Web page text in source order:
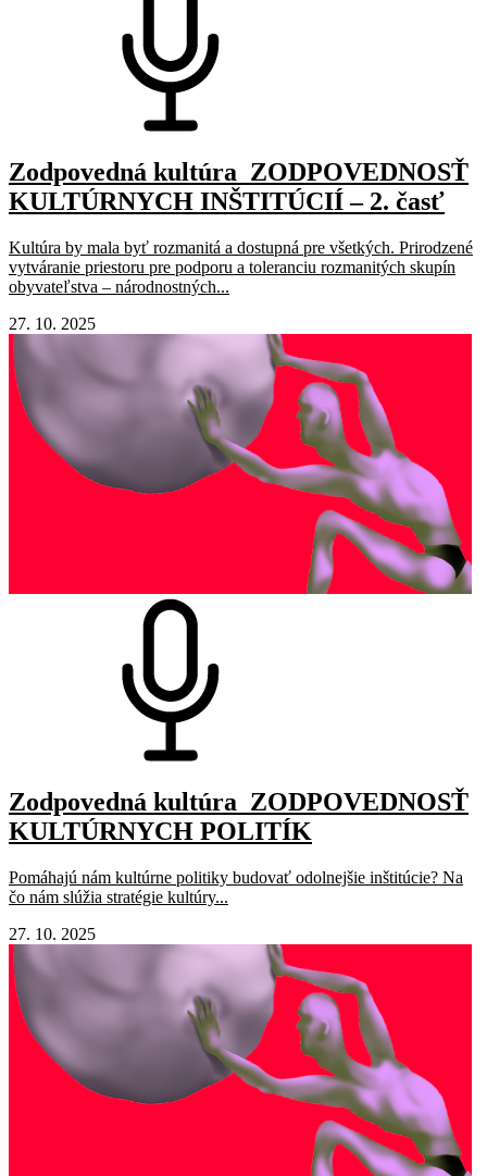
Zodpovedná kultúra_ZODPOVEDNOSŤ
KULTÚRNYCH INŠTITÚCIÍ – 2. časť
Kultúra by mala byť rozmanitá a dostupná pre všetkých. Prirodzené
vytváranie priestoru pre podporu a toleranciu rozmanitých skupín
obyvateľstva – národnostných...
27. 10. 2025
Zodpovedná kultúra_ZODPOVEDNOSŤ
KULTÚRNYCH POLITÍK
Pomáhajú nám kultúrne politiky budovať odolnejšie inštitúcie? Na
čo nám slúžia stratégie kultúry...
27. 10. 2025